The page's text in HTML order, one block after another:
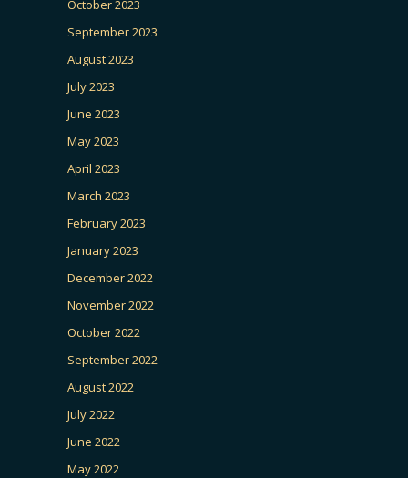
October 2023
September 2023
August 2023
July 2023
June 2023
May 2023
April 2023
March 2023
February 2023
January 2023
December 2022
November 2022
October 2022
September 2022
August 2022
July 2022
June 2022
May 2022